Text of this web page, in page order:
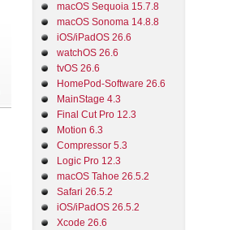
macOS Sequoia 15.7.8
macOS Sonoma 14.8.8
iOS/iPadOS 26.6
watchOS 26.6
tvOS 26.6
HomePod-Software 26.6
MainStage 4.3
Final Cut Pro 12.3
Motion 6.3
Compressor 5.3
Logic Pro 12.3
macOS Tahoe 26.5.2
Safari 26.5.2
iOS/iPadOS 26.5.2
Xcode 26.6